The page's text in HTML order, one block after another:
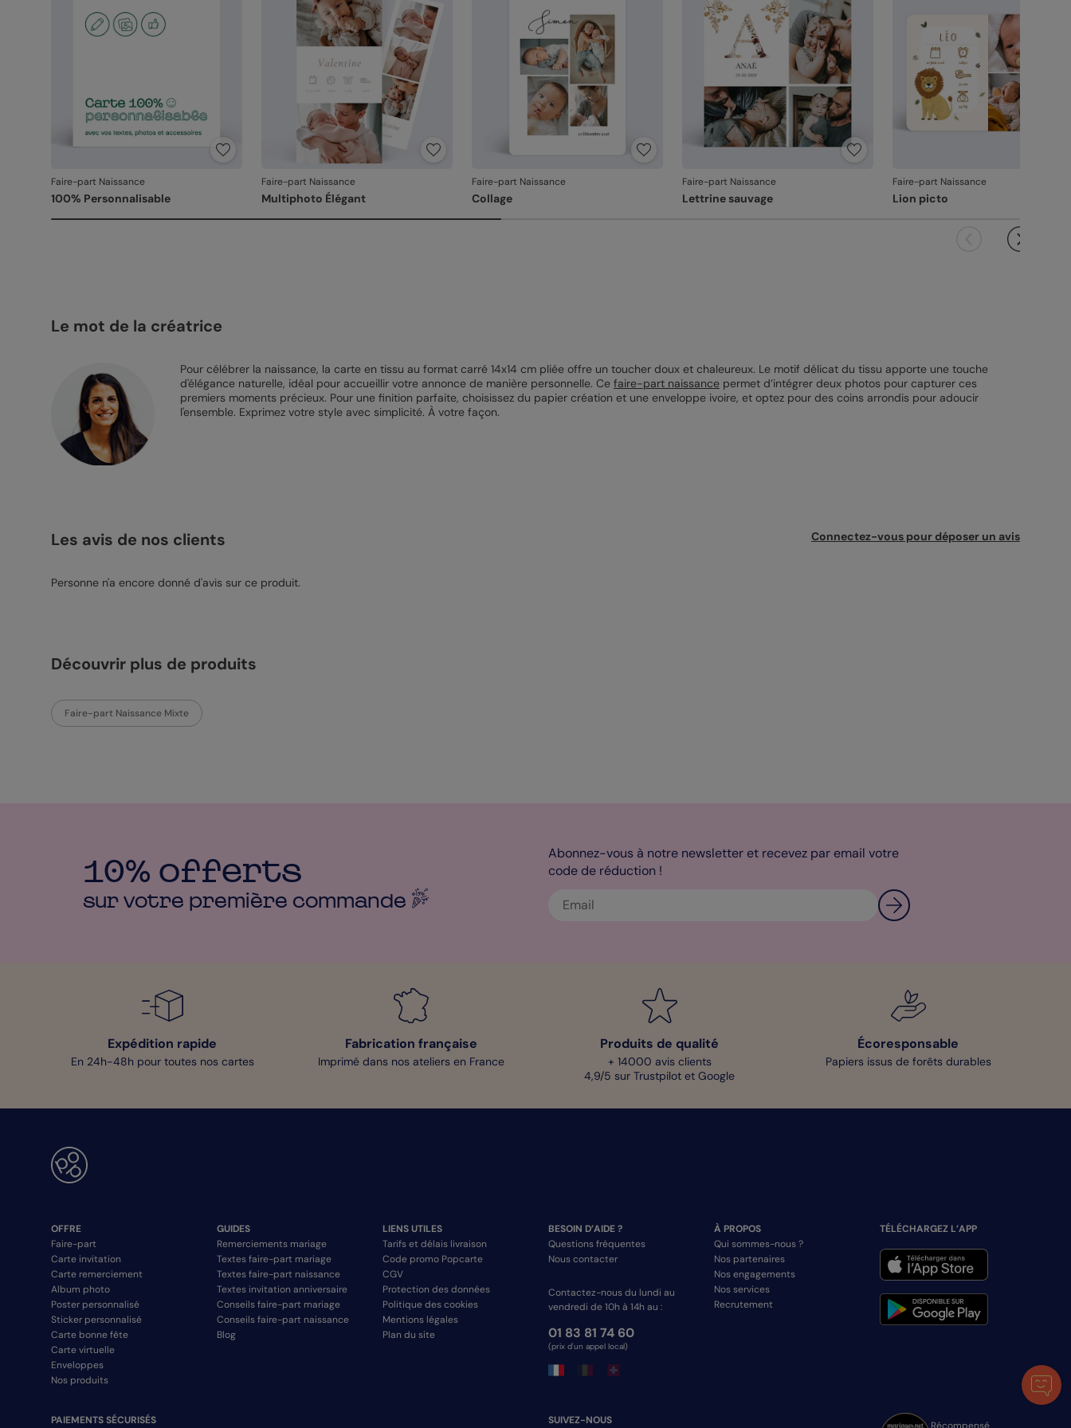
produit ne pourra pas être repris.
Faire-part Naissance
100% Personnalisable
Faire-part Naissance
Multiphoto Élégant
Faire-part Naissance
Collage
Faire-part Naissance
Lettrine sauvage
Faire-part Naissance
Lion picto
Le mot de la créatrice
Pour célébrer la naissance, la carte en tissu au format carré 14x14 cm pliée offre un toucher doux et chaleureux. Le motif délicat du tissu apporte une touche
d'élégance naturelle, idéal pour accueillir votre annonce de manière personnelle. Ce faire-part naissancepermet d’intégrer deux photos pour capturer ces
premiers moments précieux. Pour une finition parfaite, choisissez du papier création et une enveloppe ivoire, et optez pour des coins arrondis pour adoucir
l'ensemble. Exprimez votre style avec simplicité. À votre façon.
Les avis de nos clients Connectez-vous pour déposer un avis
Personne n'a encore donné d'avis sur ce produit.
Découvrir plus de produits
Faire-part Naissance Mixte
10% offerts
sur votre première commande
Abonnez-vous à notre newsletter et recevez par email votre
code de réduction !
Expédition rapide
En 24h-48h pour toutes nos cartes
Fabrication française
Imprimé dans nos ateliers en France
Produits de qualité
+ 14000 avis clients
4,9/5 sur Trustpilot et Google
Écoresponsable
Papiers issus de forêts durables
OFFRE
Faire-part
Carte invitation
Carte remerciement
Album photo
Poster personnalisé
Sticker personnalisé
Carte bonne fête
Carte virtuelle
Enveloppes
Nos produits
GUIDES
Remerciements mariage
Textes faire-part mariage
Textes faire-part naissance
Textes invitation anniversaire
Conseils faire-part mariage
Conseils faire-part naissance
Blog
LIENS UTILES
Tarifs et délais livraison
Code promo Popcarte
CGV
Protection des données
Politique des cookies
Mentions légales
Plan du site
BESOIN D’AIDE ?
Questions fréquentes
Nous contacter
Contactez-nous du lundi au
vendredi de 10h à 14h au :
01 83 81 74 60
(prix d'un appel local)
À PROPOS
Qui sommes-nous ?
Nos partenaires
Nos engagements
Nos services
Recrutement
TÉLÉCHARGEZ L’APP
PAIEMENTS SÉCURISÉS SUIVEZ-NOUS